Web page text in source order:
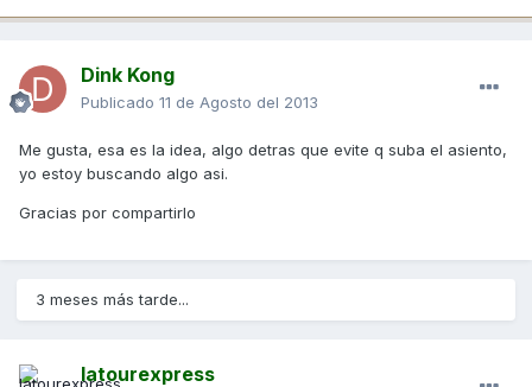
Dink Kong
Publicado 11 de Agosto del 2013
Me gusta, esa es la idea, algo detras que evite q suba el asiento,
yo estoy buscando algo asi.
Gracias por compartirlo
3 meses más tarde...
latourexpress